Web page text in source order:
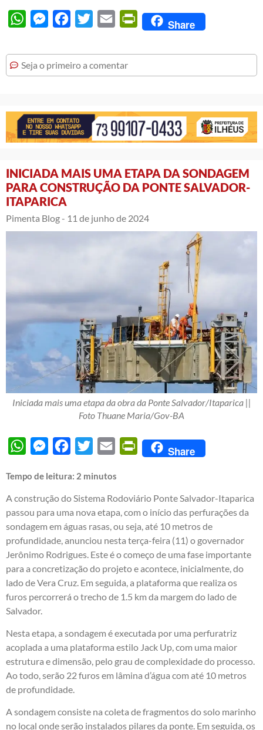
WhatsAppMessengerFacebook
Twitter Email PrintFriendly
Share
Seja o primeiro a comentar
INICIADA MAIS UMA ETAPA DA SONDAGEM
PARA CONSTRUÇÃO DA PONTE SALVADOR-
ITAPARICA
Pimenta Blog - 11 de junho de 2024
Iniciada mais uma etapa da obra da Ponte Salvador/Itaparica ||
Foto Thuane Maria/Gov-BA
WhatsAppMessengerFacebook
Twitter Email PrintFriendly
Share
Tempo de leitura: 2 minutos
A construção do Sistema Rodoviário Ponte Salvador-Itaparica
passou para uma nova etapa, com o início das perfurações da
sondagem em águas rasas, ou seja, até 10 metros de
profundidade, anunciou nesta terça-feira (11) o governador
Jerônimo Rodrigues. Este é o começo de uma fase importante
para a concretização do projeto e acontece, inicialmente, do
lado de Vera Cruz. Em seguida, a plataforma que realiza os
furos percorrerá o trecho de 1.5 km da margem do lado de
Salvador.
Nesta etapa, a sondagem é executada por uma perfuratriz
acoplada a uma plataforma estilo Jack Up, com uma maior
estrutura e dimensão, pelo grau de complexidade do processo.
Ao todo, serão 22 furos em lâmina d’água com até 10 metros
de profundidade.
A sondagem consiste na coleta de fragmentos do solo marinho
no local onde serão instalados pilares da ponte. Em seguida, os